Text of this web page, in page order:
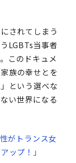
されてしまう
LGBTs当事者
このドキュメ
族の幸せとを
という選べな
い世界になる
がトランス女
ップ！」